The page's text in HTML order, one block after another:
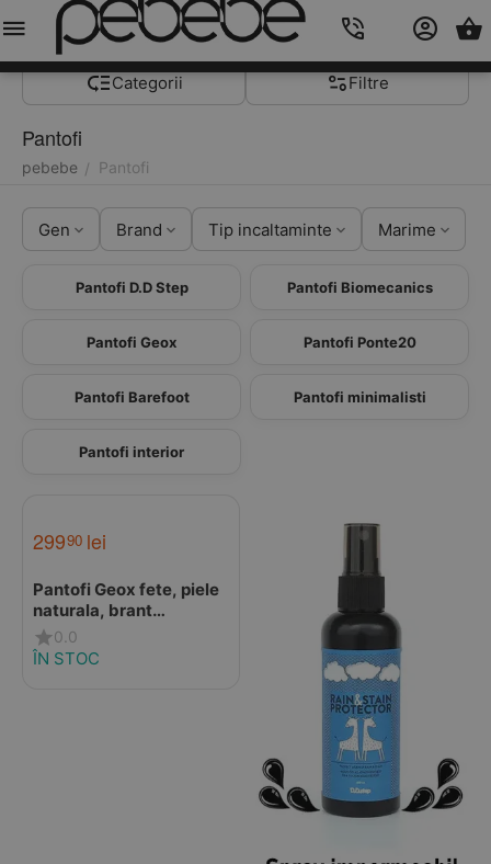
Categorii Filtre
Pantofi
pebebe / Pantofi
Gen Brand Tip incaltaminte Marime
Pantofi D.D Step Pantofi Biomecanics
Pantofi Geox Pantofi Ponte20
Pantofi Barefoot Pantofi minimalisti
Pantofi interior
29990 lei
Pantofi Geox fete, piele
naturala, brant
antibacterian, Geox
Respira, Iupidoo, lila
0.0
ÎN STOC
Meniu Caută Cos